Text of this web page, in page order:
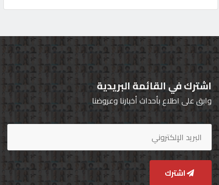
اشترك في القائمة البريدية
وابق على اطلاع بأحداث أخبارنا وعروضنا
اشترك